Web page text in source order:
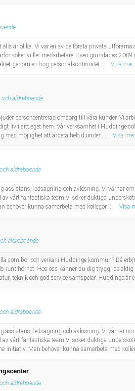
är olika. Vi var en av de första privata
söker vi fler medarbetare. Eveo grundades
genom en hög personalkontinuitet...
Visa mer
äldreboende
personcentrerad omsorg till våra kunder. Vi
liv i sitt eget hem. Vår verksamhet i Huddinge
med möjlighet att arbeta heltid under ...
Visa mer
äldreboende
ledsagning och avlösning. Vi värnar
vårt fantastiska team Vi söker duktiga
behöver kunna samarbeta med kollegor ...
Visa
äldreboende
som bor och verkar i Huddinge kommun? Då
hörnet. Hos oss känner du dig trygg, delaktig
teknik och god service samspelar. Huddinge är
äldreboende
ledsagning och avlösning. Vi värnar
vårt fantastiska team Vi söker duktiga
initiativ. Man behöver kunna samarbeta med
äldreboende